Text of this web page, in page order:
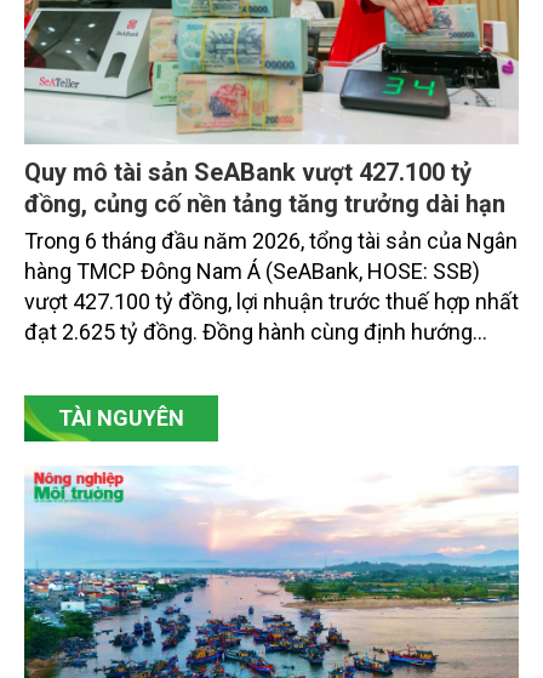
Quy mô tài sản SeABank vượt 427.100 tỷ
đồng, củng cố nền tảng tăng trưởng dài hạn
Trong 6 tháng đầu năm 2026, tổng tài sản của Ngân
hàng TMCP Đông Nam Á (SeABank, HOSE: SSB)
vượt 427.100 tỷ đồng, lợi nhuận trước thuế hợp nhất
đạt 2.625 tỷ đồng. Đồng hành cùng định hướng
SeABank tiếp tục duy trì hoạt động hiệu quả, mở
rộng tín dụng, củng cố nguồn vốn và đảm bảo các
TÀI NGUYÊN